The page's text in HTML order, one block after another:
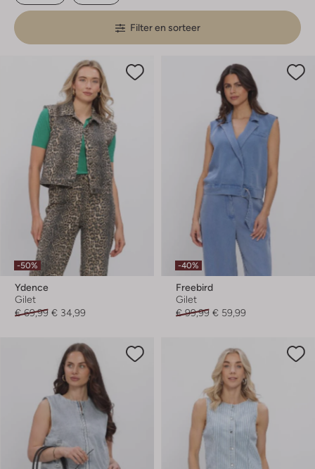
Filter en sorteer
-50%
Ydence
Gilet
€ 69,99 € 34,99
-40%
Freebird
Gilet
€ 99,99 € 59,99